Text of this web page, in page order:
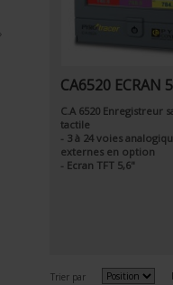
CA6520 ECRAN
C.A 6520 Enregistreur
tactile
- 3 à 24 voies
externes en option
- Ecran TFT 5,6"
Trier par